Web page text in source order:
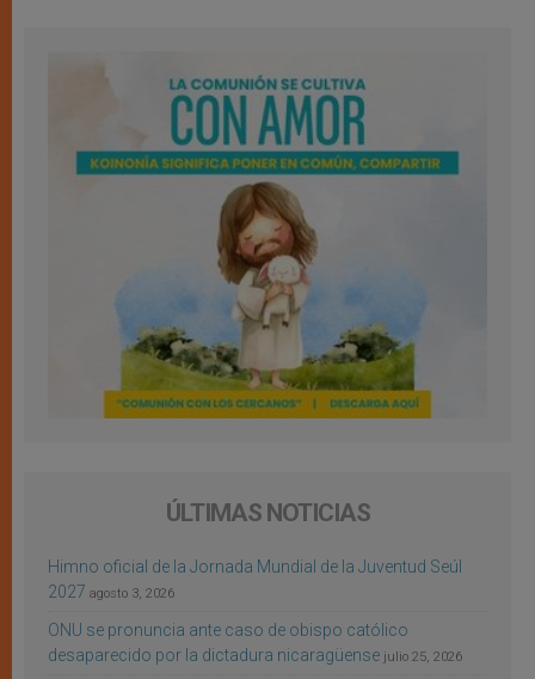
ÚLTIMAS NOTICIAS
Himno oficial de la Jornada Mundial de la Juventud Seúl
2027 agosto 3, 2026
ONU se pronuncia ante caso de obispo católico
desaparecido por la dictadura nicaragüense julio 25, 2026